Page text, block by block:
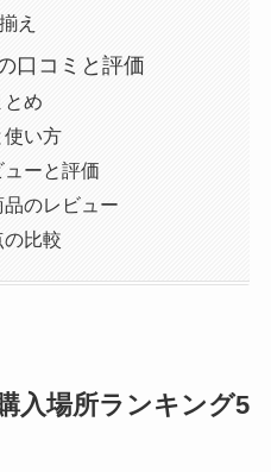
え
口コミと評価
とめ
使い方
ーと評価
のレビュー
の比較
入場所ランキング5